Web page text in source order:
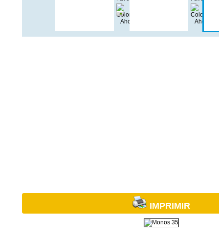
IMPRIMIR